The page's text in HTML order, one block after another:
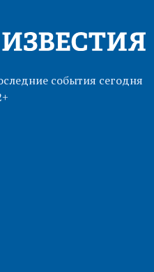
события сегодня